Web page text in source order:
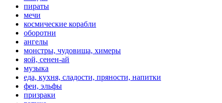
пираты
мечи
космические корабли
оборотни
ангелы
монстры, чудовища, химеры
яой, сенен-ай
музыка
еда, кухня, сладости, пряности, напитки
феи, эльфы
призраки